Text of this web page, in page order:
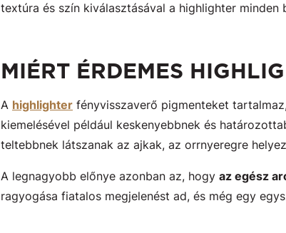
textúra és szín kiválasztásával a highlighter
MIÉRT ÉRDEMES
A highlighter fényvisszaverő pigmenteket
kiemelésével például keskenyebbnek és
teltebbnek látszanak az ajkak, az orrnyeregre
A legnagyobb előnye azonban az, hogy az egész
ragyogása fiatalos megjelenést ad, és még egy